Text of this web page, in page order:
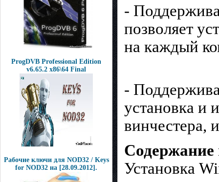
ProgDVB Professional Edition
v6.65.2 x86\64 Final
Рабочие ключи для NOD32 / Keys
for NOD32 на [28.09.2012].
-
позволяет
на каждый
-
установка и
винчестера,
Содержание
Установка